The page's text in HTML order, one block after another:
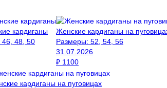
кардиганы
46, 48, 50
Женские кардиганы на
Размеры: 52, 54, 56
31.07.2026
₽ 1100
кардиганы на пуговицах